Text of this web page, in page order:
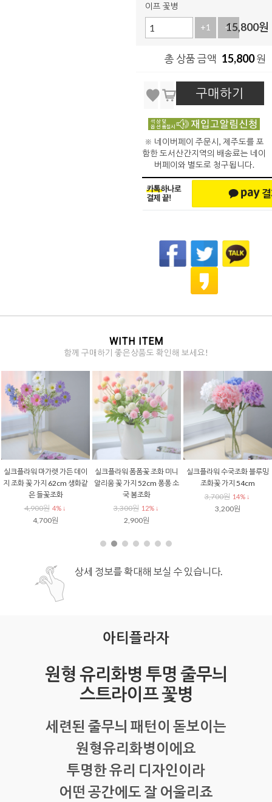
이프 꽃병
+1 -1
15,800원
총 상품 금액 15,800원
구매하기
※ 네이버페이 주문시, 제주도를 포
함한 도서산간지역의 배송료는 네이
버페이와 별도로 청구됩니다.
WITH ITEM
함께 구매하기 좋은상품도 확인해 보세요!
테라리움 행잉 유리볼 12cm,
플랜테리어 걸이 유리화병
6,500원 25% ↓
4,900원
철제 화분대 소 삼각 스탠드 화
이트 화분 받침대 모던 장식 화
병
6,500원 31% ↓
4,500원
철제 화분대 소 삼각 스탠드 블
랙 화분 받침대 모던 장식 화병
6,500원 31% ↓
4,500원
상세 정보를 확대해 보실 수 있습니다.
아티플라자
원형 유리화병 투명 줄무늬
스트라이프 꽃병
세련된 줄무늬 패턴이 돋보이는
원형유리화병이에요
투명한 유리 디자인이라
어떤 공간에도 잘 어울리죠